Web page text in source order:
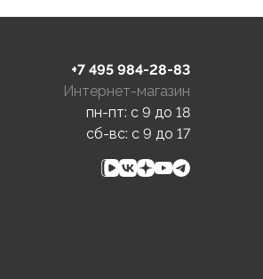
+7 495 984-28-83
Интернет-магазин
пн-пт: c 9 до 18
сб-вс: c 9 до 17